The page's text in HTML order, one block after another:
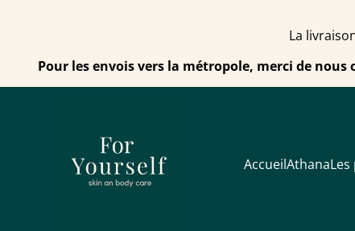
La
Pour les envois vers la métropole, merci de
AccueilAthana